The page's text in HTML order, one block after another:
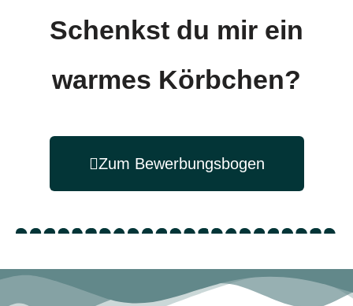
Schenkst du mir ein
warmes Körbchen?
Zum Bewerbungsbogen